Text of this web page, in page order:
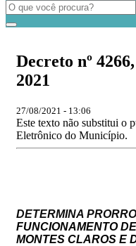
Decreto nº
2021
27/08/2021 - 13:06
Este texto não substitui o
Eletrônico do Município.
DETERMINA
FUNCIONAMENTO
MONTES CLAROS E